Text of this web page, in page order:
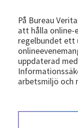
På Bureau
att hålla online-
regelbundet ett
uppdaterad
arbetsmiljö och